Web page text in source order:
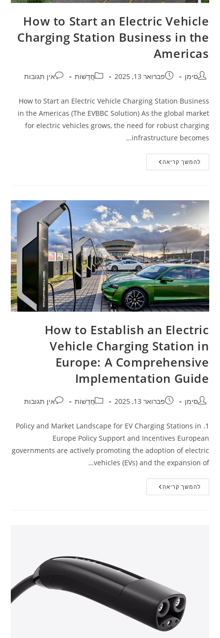
How to Start an Electric Vehicle
Charging Station Business in the
Americas
סימן פברואר 13, 2025 חֲדָשׁוֹת אין תגובות
How to Start an Electric Vehicle Charging Station Business
in the Americas (The EVBBC Solution) As the global market
for electric vehicles grows, the need for robust charging
infrastructure becomes…
להמשך קריאה
How to Establish an Electric
Vehicle Charging Station in
Europe: A Comprehensive
Implementation Guide
סימן פברואר 13, 2025 חֲדָשׁוֹת אין תגובות
1. Policy and Market Landscape for EV Charging Stations in
Europe Policy Support and Incentives European
governments are actively promoting the adoption of electric
vehicles (EVs) and the expansion of…
להמשך קריאה